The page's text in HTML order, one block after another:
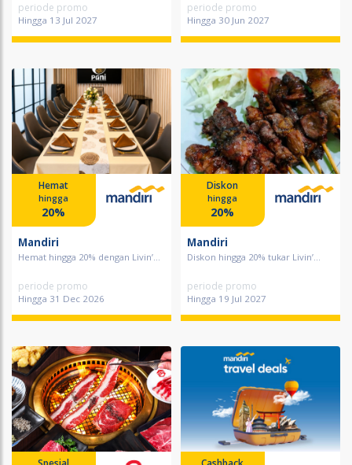
periode promo
Hingga 13 Jul 2027
periode promo
Hingga 30 Jun 2027
Hemat
hingga
20%
Mandiri
Hemat hingga 20% dengan Livin’...
periode promo
Hingga 31 Dec 2026
Diskon
hingga
20%
Mandiri
Diskon hingga 20% tukar Livin’...
periode promo
Hingga 19 Jul 2027